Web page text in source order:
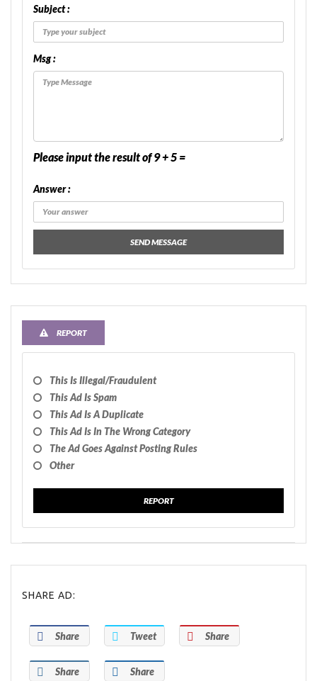
Subject :
Msg :
Please input the result of 9 + 5 =
Answer :
SEND MESSAGE
REPORT
This Is Illegal/fraudulent
This Ad Is Spam
This Ad Is A Duplicate
This Ad Is In The Wrong Category
The Ad Goes Against Posting Rules
Other
REPORT
SHARE AD:
Share Tweet Share
Share Share